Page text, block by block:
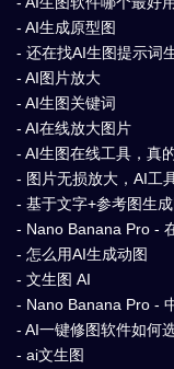
- AI生成原型图
- 还在找AI生图提示词
- AI图片放大
- AI生图关键词
- AI在线放大图片
- AI生图在线工具，真
- 图片无损放大，AI工
- 基于文字+参考图生
- Nano Banana Pro -
- 怎么用AI生成动图
- 文生图 AI
- Nano Banana Pro -
- AI一键修图软件如何
- ai文生图